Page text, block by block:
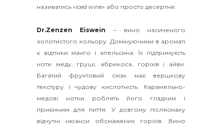
називатись «iced wine» або просто десертне.
Dr.Zenzen Eiswein – вино насиченого
золотистого кольору. Домінуючими в ароматі
є відтінки манго і апельсина. Їх підтримують
ноти меду, груші, абрикоса, горіхів і айви.
Багатий фруктовий смак має вершкову
текстуру і чудову кислотність. Карамельно-
медові нотки роблять його гладким і
приємним для пиття. У довгому післясмаку
відчутні нюанси обсмажених горіхів. Вино